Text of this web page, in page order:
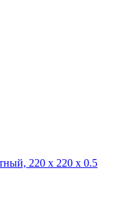
220 х 220 х 0.5